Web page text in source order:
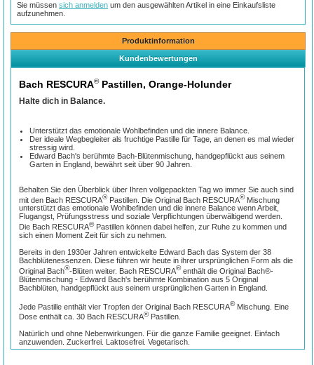
Sie müssensich anmelden um den ausgewählten Artikel in eine Einkaufsliste
aufzunehmen.
Produktinformation
Kundenbewertungen
Bach RESCURA®Pastillen, Orange-Holunder
Halte dich in Balance.
Unterstützt das emotionale Wohlbefinden und die innere Balance.
Der ideale Wegbegleiter als fruchtige Pastille für Tage, an denen es mal wieder
stressig wird.
Edward Bach's berühmte Bach-Blütenmischung, handgepflückt aus seinem
Garten in England, bewährt seit über 90 Jahren.
Behalten Sie den Überblick über Ihren vollgepackten Tag wo immer Sie auch sind
mit den Bach RESCURA®Pastillen. Die Original Bach RESCURA®Mischung
unterstützt das emotionale Wohlbefinden und die innere Balance wenn Arbeit,
Flugangst, Prüfungsstress und soziale Verpflichtungen überwältigend werden.
Die Bach RESCURA®Pastillen können dabei helfen, zur Ruhe zu kommen und
sich einen Moment Zeit für sich zu nehmen.
Bereits in den 1930er Jahren entwickelte Edward Bach das System der 38
Bachblütenessenzen. Diese führen wir heute in ihrer ursprünglichen Form als die
Original Bach®-Blüten weiter. Bach RESCURA®enthält die Original Bach®-
Blütenmischung - Edward Bach's berühmte Kombination aus 5 Original
Bachblüten, handgepflückt aus seinem ursprünglichen Garten in England.
Jede Pastille enthält vier Tropfen der Original Bach RESCURA®Mischung. Eine
Dose enthält ca. 30 Bach RESCURA®Pastillen.
Natürlich und ohne Nebenwirkungen. Für die ganze Familie geeignet. Einfach
anzuwenden. Zuckerfrei. Laktosefrei. Vegetarisch.